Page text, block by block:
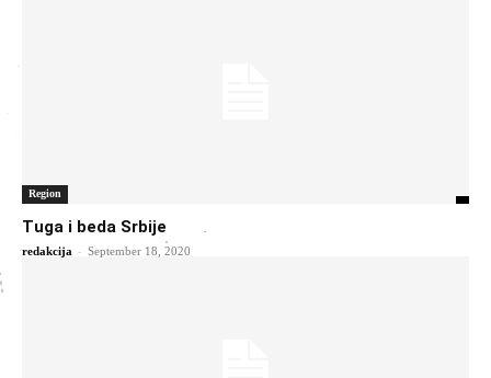
Region
Tuga i beda Srbije
redakcija - September 18, 2020